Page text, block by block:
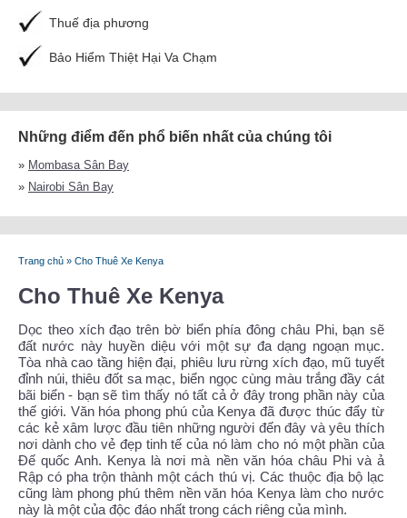
Thuế địa phương
Bảo Hiểm Thiệt Hại Va Chạm
Những điểm đến phổ biến nhất của chúng tôi
» Mombasa Sân Bay
» Nairobi Sân Bay
Trang chủ » Cho Thuê Xe Kenya
Cho Thuê Xe Kenya
Dọc theo xích đạo trên bờ biển phía đông châu Phi, bạn sẽ
đất nước này huyền diệu với một sự đa dạng ngoạn mục.
Tòa nhà cao tầng hiện đại, phiêu lưu rừng xích đạo, mũ tuyết
đỉnh núi, thiêu đốt sa mạc, biển ngọc cùng màu trắng đầy cát
bãi biển - bạn sẽ tìm thấy nó tất cả ở đây trong phần này của
thế giới. Văn hóa phong phú của Kenya đã được thúc đẩy từ
các kẻ xâm lược đầu tiên những người đến đây và yêu thích
nơi dành cho vẻ đẹp tinh tế của nó làm cho nó một phần của
Đế quốc Anh. Kenya là nơi mà nền văn hóa châu Phi và ả
Rập có pha trộn thành một cách thú vị. Các thuộc địa bộ lạc
cũng làm phong phú thêm nền văn hóa Kenya làm cho nước
này là một của độc đáo nhất trong cách riêng của mình.